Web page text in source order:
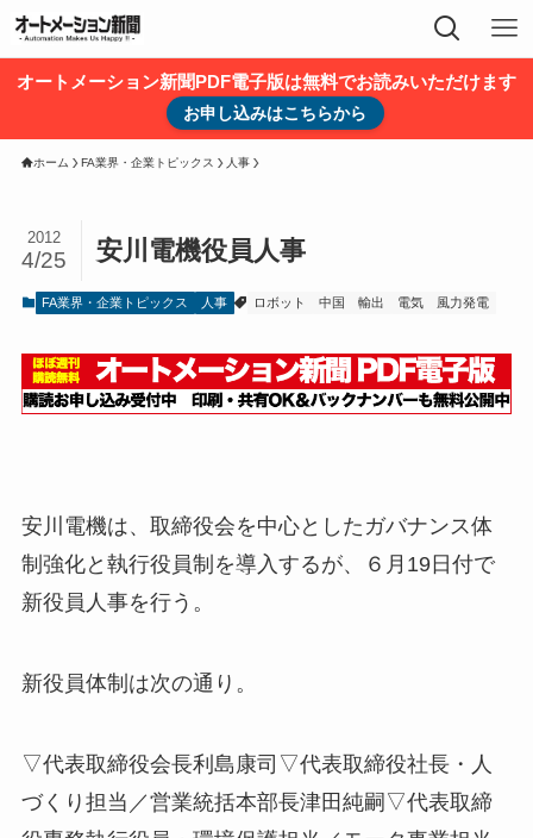
オートメーション新聞PDF電子版は無料でお読みいただけます
お申し込みはこちらから
ホーム FA業界・企業トピックス 人事
安川電機役員人事
2012
4/25
FA業界・企業トピックス 人事 ロボット 中国 輸出 電気 風力発電
安川電機は、取締役会を中心としたガバナンス体
制強化と執行役員制を導入するが、６月19日付で
新役員人事を行う。
新役員体制は次の通り。
▽代表取締役会長利島康司▽代表取締役社長・人
づくり担当／営業統括本部長津田純嗣▽代表取締